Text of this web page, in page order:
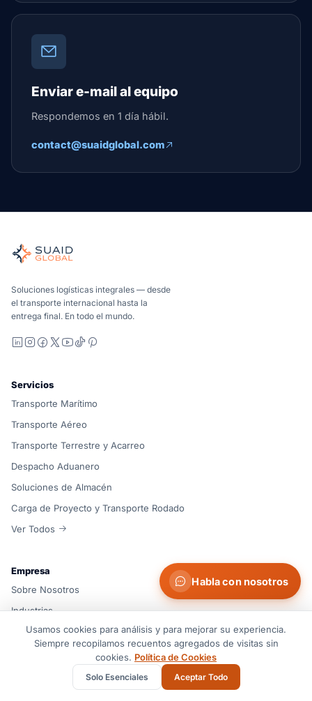
Enviar e-mail al equipo
Respondemos en 1 día hábil.
contact@suaidglobal.com
Agente de carga independiente para océano, aire, tierra,
Marítimo, aéreo y terrestre, comparados de forma
Soluciones logísticas integrales — desde
el transporte internacional hasta la
entrega final. En todo el mundo.
LinkedIn
Instagram
Facebook
X YouTube
TikTok
Servicios
Transporte Marítimo
Transporte Aéreo
Transporte Terrestre y Acarreo
Despacho Aduanero
Soluciones de Almacén
Carga de Proyecto y Transporte Rodado
Ver Todos
Empresa
Sobre Nosotros
Industrias
Cobertura
Blog e Información
Habla con nosotros
Usamos cookies para análisis y para mejorar su experiencia.
Siempre recopilamos recuentos agregados de visitas sin
cookies. Política de Cookies
Solo Esenciales Aceptar Todo